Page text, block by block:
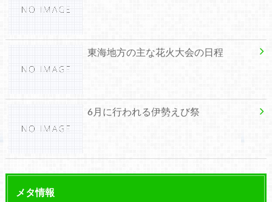
東海地方の主な花火大会の日程
6月に行われる伊勢えび祭
メタ情報